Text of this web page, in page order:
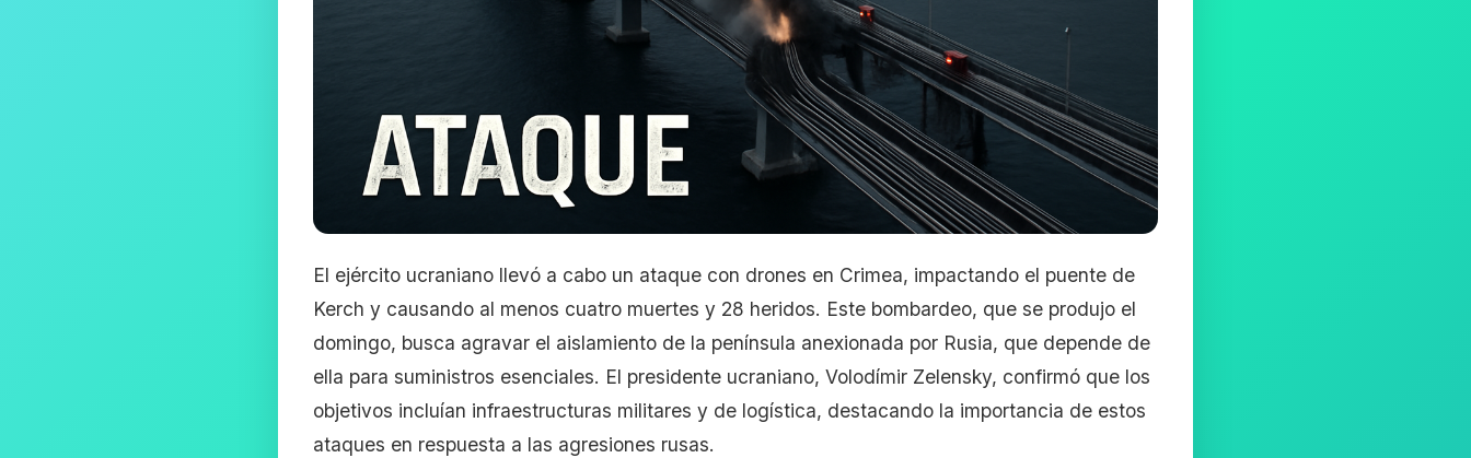
El ejército ucraniano llevó a cabo un ataque con drones en Crimea, impactando el puente de
Kerch y causando al menos cuatro muertes y 28 heridos. Este bombardeo, que se produjo el
domingo, busca agravar el aislamiento de la península anexionada por Rusia, que depende de
ella para suministros esenciales. El presidente ucraniano, Volodímir Zelensky, confirmó que los
objetivos incluían infraestructuras militares y de logística, destacando la importancia de estos
ataques en respuesta a las agresiones rusas.